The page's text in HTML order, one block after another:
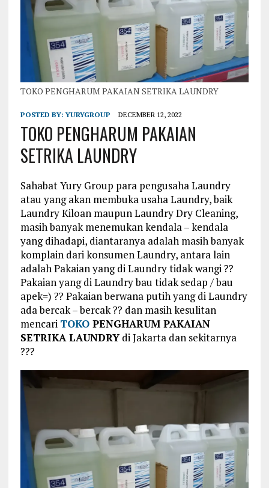
TOKO PENGHARUM PAKAIAN SETRIKA LAUNDRY
POSTED BY:YURYGROUP DECEMBER 12, 2022
TOKO PENGHARUM PAKAIAN
SETRIKA LAUNDRY
Sahabat Yury Group para pengusaha Laundry
atau yang akan membuka usaha Laundry, baik
Laundry Kiloan maupun Laundry Dry Cleaning,
masih banyak menemukan kendala – kendala
yang dihadapi, diantaranya adalah masih banyak
komplain dari konsumen Laundry, antara lain
adalah Pakaian yang di Laundry tidak wangi ??
Pakaian yang di Laundry bau tidak sedap / bau
apek=) ?? Pakaian berwana putih yang di Laundry
ada bercak – bercak ?? dan masih kesulitan
mencari TOKOPENGHARUM PAKAIAN
SETRIKA LAUNDRYdi Jakarta dan sekitarnya
???